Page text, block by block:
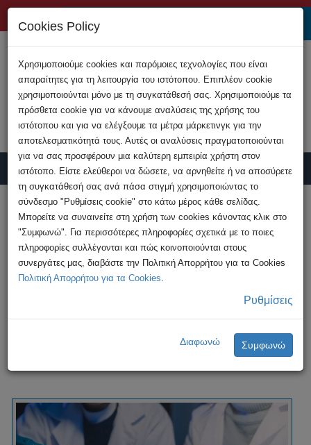
Υποβολή Καταγγελίας
HOME Διάρθρωση Δ.Ε.Η.Δ.
Cookies Policy
Χρησιμοποιούμε cookies και παρόμοιες τεχνολογίες που είναι
απαραίτητες για τη λειτουργία του ιστότοπου. Επιπλέον cookie
χρησιμοποιούνται μόνο με τη συγκατάθεσή σας. Χρησιμοποιούμε τα
πρόσθετα cookie για να κάνουμε αναλύσεις της χρήσης του
ιστότοπου και για να ελέγξουμε τα μέτρα μάρκετινγκ για την
αποτελεσματικότητά τους. Αυτές οι αναλύσεις πραγματοποιούνται
για να σας προσφέρουν μια καλύτερη εμπειρία χρήστη στον
ιστότοπο. Είστε ελεύθεροι να δώσετε, να αρνηθείτε ή να αποσύρετε
τη συγκατάθεσή σας ανά πάσα στιγμή χρησιμοποιώντας το
σύνδεσμο "Ρυθμίσεις cookie" στο κάτω μέρος κάθε σελίδας.
Μπορείτε να συναινείτε στη χρήση των cookies κάνοντας κλικ στο
"Συμφωνώ". Για περισσότερες πληροφορίες σχετικά με το ποιες
πληροφορίες συλλέγονται και πώς κοινοποιούνται στους
συνεργάτες μας, διαβάστε την Πολιτική Απορρήτου για τα Cookies
Πολιτική Απορρήτου για τα Cookies.
Ρυθμίσεις
Διαφωνώ Συμφωνώ